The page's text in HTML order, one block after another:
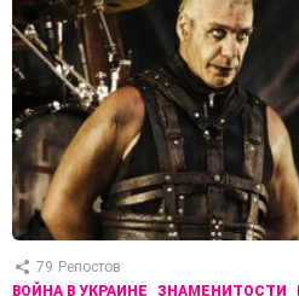
79 Репостов
ВОЙНА В УКРАИНЕ
ЗНАМЕНИТОСТИ